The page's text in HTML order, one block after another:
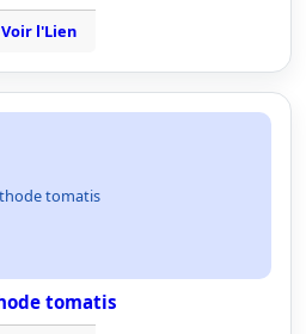
Voir l'Lien
tomatis
tomatis